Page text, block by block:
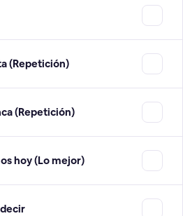
(Repetición)
(Repetición)
hoy (Lo mejor)